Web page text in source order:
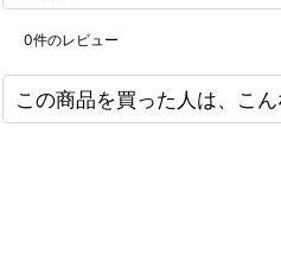
0件のレビュー
この商品を買った人は、こ